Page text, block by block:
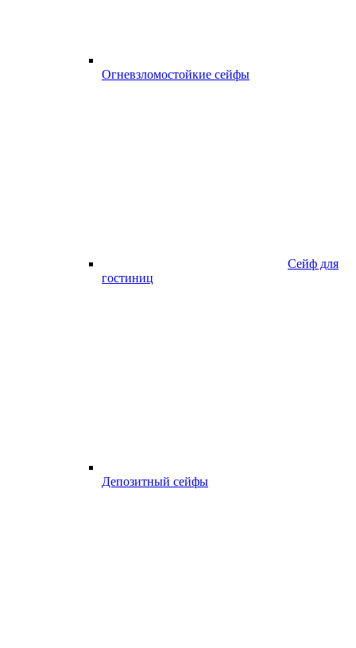
Огневзломостойкие сейфы
Сейф для
гостиниц
Депозитный сейфы